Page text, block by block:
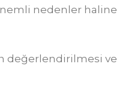
nedenler haline
değerlendirilmesi ve